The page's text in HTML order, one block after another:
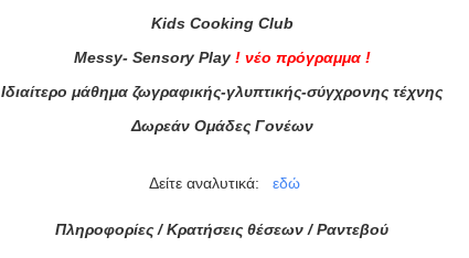
Kids Cooking Club
Messy- Sensory Play ! νέο πρόγραμμα !
Ιδιαίτερο μάθημα ζωγραφικής-γλυπτικής-σύγχρονης τέχνης
Δωρεάν Ομάδες Γονέων
Δείτε αναλυτικά: εδώ
Πληροφορίες / Κρατήσεις θέσεων / Ραντεβού